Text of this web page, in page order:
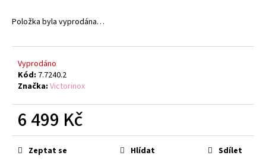
Položka byla vyprodána…
Vyprodáno
Kód: 7.7240.2
Značka: Victorinox
6 499 Kč
Měrná
cena:Zeptat se Hlídat Sdílet
u
e
TERMOLÁHEV
ETNA
GRIP
500
ML
PALE